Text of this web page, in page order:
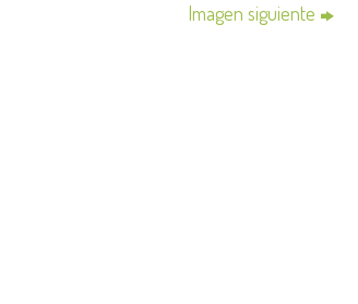
Imagen siguiente